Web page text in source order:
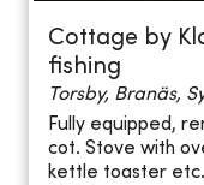
Cottage by
fishing
Torsby, Branäs,
Fully equipped,
cot. Stove with
kettle toaster